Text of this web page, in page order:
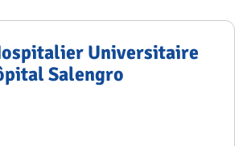
Universitaire
Salengro